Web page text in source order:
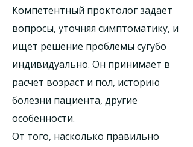
Компетентный проктолог задает
вопросы, уточняя симптоматику, и
ищет решение проблемы сугубо
индивидуально. Он принимает в
расчет возраст и пол, историю
болезни пациента, другие
особенности.
От того, насколько правильно